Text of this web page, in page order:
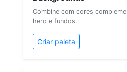
Combine com cores
hero e fundos.
Criar paleta